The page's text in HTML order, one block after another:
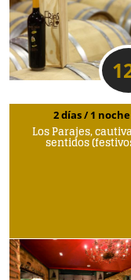
2 días / 1 noche
Los Parajes,
sentidos